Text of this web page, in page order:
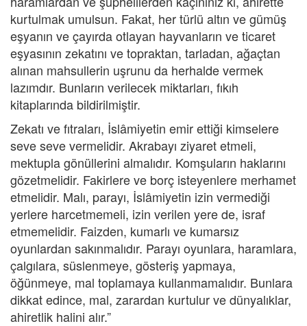
kurtulmak umulsun. Fakat, her türlü altın ve gümüş
eşyanın ve çayırda otlayan hayvanların ve ticaret
eşyasının zekatını ve topraktan, tarladan, ağaçtan
alınan mahsullerin uşrunu da herhalde vermek
lazımdır. Bunların verilecek miktarları, fıkıh
kitaplarında bildirilmiştir.
Zekatı ve fıtraları, İslâmiyetin emir ettiği kimselere
seve seve vermelidir. Akrabayı ziyaret etmeli,
mektupla gönüllerini almalıdır. Komşuların haklarını
gözetmelidir. Fakirlere ve borç isteyenlere merhamet
etmelidir. Malı, parayı, İslâmiyetin izin vermediği
yerlere harcetmemeli, izin verilen yere de, israf
etmemelidir. Faizden, kumarlı ve kumarsız
oyunlardan sakınmalıdır. Parayı oyunlara, haramlara,
çalgılara, süslenmeye, gösteriş yapmaya,
öğünmeye, mal toplamaya kullanmamalıdır. Bunlara
dikkat edince, mal, zarardan kurtulur ve dünyalıklar,
ahiretlik halini alır.”